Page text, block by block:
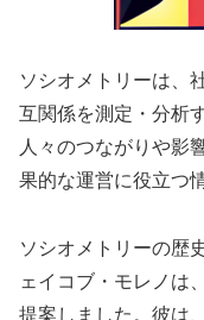
ソシオメトリーは、
互関係を測定・分析
人々のつながりや影
果的な運営に役立つ
ソシオメトリーの歴
ェイコブ・モレノは
提案しました。彼は